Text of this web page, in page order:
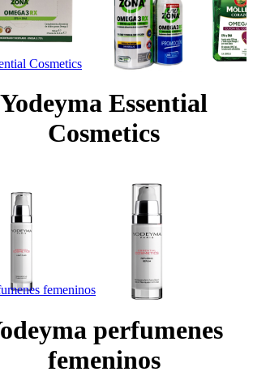
Cosmetics
Yodeyma Essential
Cosmetics
femeninos
perfumenes
femeninos